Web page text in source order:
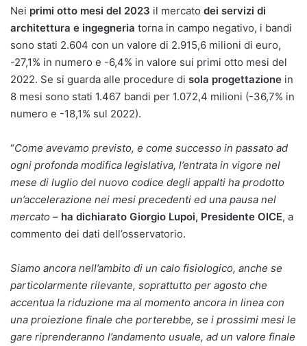
Nei primi otto mesi del 2023 il mercato dei servizi di
architettura e ingegneria torna in campo negativo, i bandi
sono stati 2.604 con un valore di 2.915,6 milioni di euro,
-27,1% in numero e -6,4% in valore sui primi otto mesi del
2022. Se si guarda alle procedure di sola progettazione in
8 mesi sono stati 1.467 bandi per 1.072,4 milioni (-36,7% in
numero e -18,1% sul 2022).
“Come avevamo previsto, e come successo in passato ad
ogni profonda modifica legislativa, l’entrata in vigore nel
mese di luglio del nuovo codice degli appalti ha prodotto
un’accelerazione nei mesi precedenti ed una pausa nel
mercato – ha dichiarato Giorgio Lupoi, Presidente OICE, a
commento dei dati dell’osservatorio.
Siamo ancora nell’ambito di un calo fisiologico, anche se
particolarmente rilevante, soprattutto per agosto che
accentua la riduzione ma al momento ancora in linea con
una proiezione finale che porterebbe, se i prossimi mesi le
gare riprenderanno l’andamento usuale, ad un valore finale